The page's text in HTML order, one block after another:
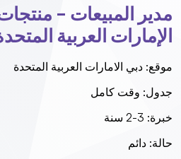
مدير المبيعات – منتجات
الإمارات العربية
موقع: دبي الامارات العربية المتحدة
جدول: وقت كامل
خبرة: 3-2 سنة
حالة: دائم